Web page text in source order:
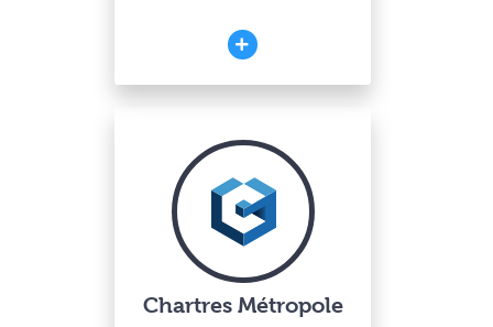
Chartres Métropole